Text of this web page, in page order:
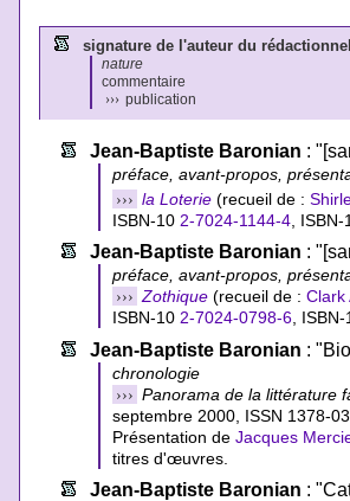
signature de l'auteur du rédactionnel
nature
commentaire
››› publication
Jean-Baptiste Baronian :
préface, avant-propos,
››› la Loterie (recueil de :
ISBN-102-7024-1144-4, ISBN-
Jean-Baptiste Baronian :
préface, avant-propos,
››› Zothique (recueil de :Clark
ISBN-102-7024-0798-6,
Jean-Baptiste Baronian :
chronologie
››› Panorama de la littérature
septembre 2000, ISSN 1378-
Présentation deJacques
titres d'œuvres.
Jean-Baptiste Baronian :